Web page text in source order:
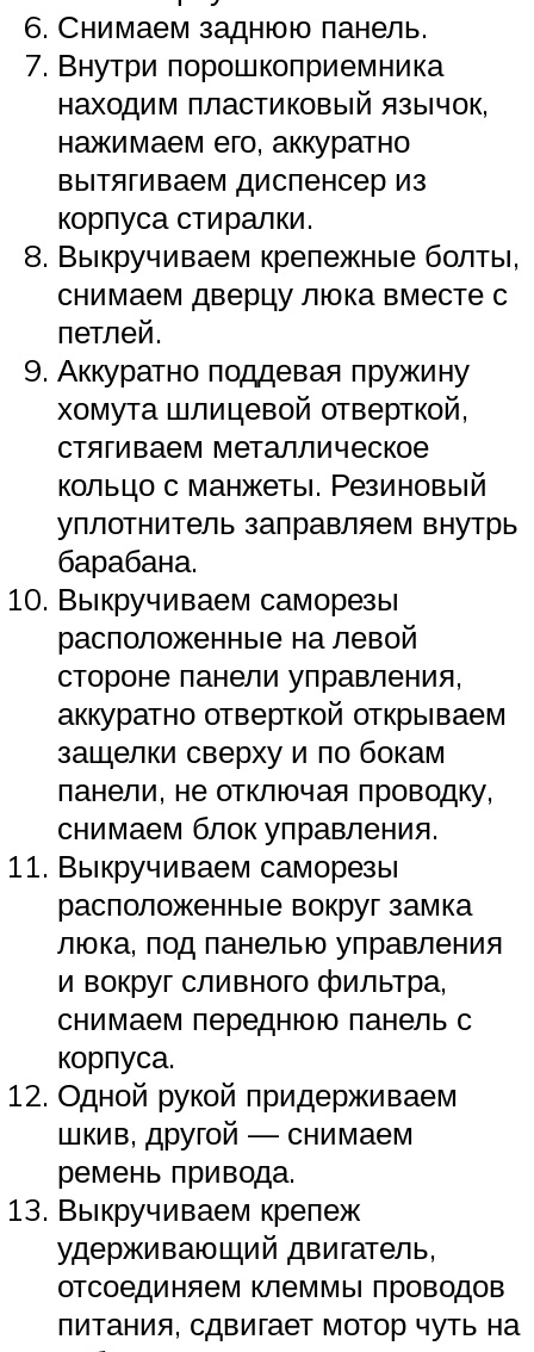
Снимаем заднюю панель.
Внутри порошкоприемника
находим пластиковый язычок,
нажимаем его, аккуратно
вытягиваем диспенсер из
корпуса стиралки.
Выкручиваем крепежные болты,
снимаем дверцу люка вместе с
петлей.
Аккуратно поддевая пружину
хомута шлицевой отверткой,
стягиваем металлическое
кольцо с манжеты. Резиновый
уплотнитель заправляем внутрь
барабана.
Выкручиваем саморезы
расположенные на левой
стороне панели управления,
аккуратно отверткой открываем
защелки сверху и по бокам
панели, не отключая проводку,
снимаем блок управления.
Выкручиваем саморезы
расположенные вокруг замка
люка, под панелью управления
и вокруг сливного фильтра,
снимаем переднюю панель с
корпуса.
Одной рукой придерживаем
шкив, другой — снимаем
ремень привода.
Выкручиваем крепеж
удерживающий двигатель,
отсоединяем клеммы проводов
питания, сдвигает мотор чуть на